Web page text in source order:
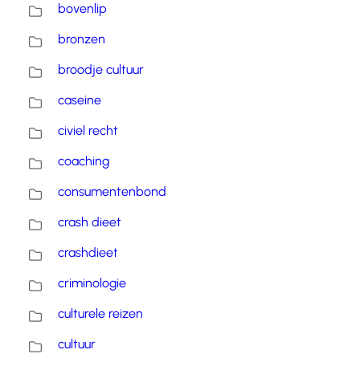
bovenlip
bronzen
broodje cultuur
caseine
civiel recht
coaching
consumentenbond
crash dieet
crashdieet
criminologie
culturele reizen
cultuur